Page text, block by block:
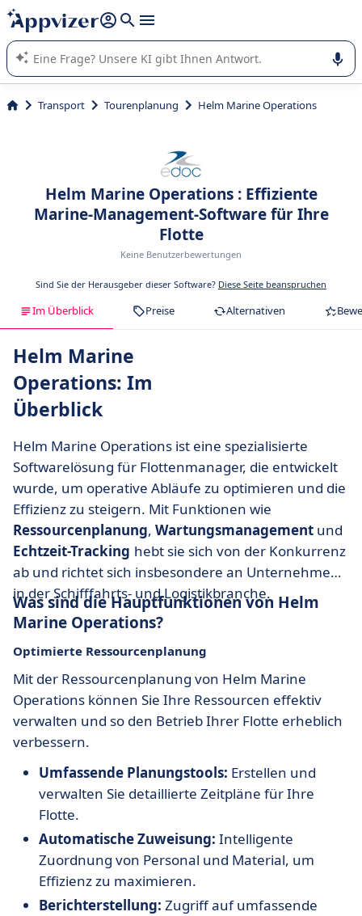
beantworten (mehrere Zeilen mit
Die KI von Appvizer führt Sie bei der Nutzung oder Auswahl
von SaaS-Software in Unternehmen.
Transport Tourenplanung Helm Marine Operations
Helm Marine Operations : Effiziente
Marine-Management-Software für Ihre
Flotte
Keine Benutzerbewertungen
Sind Sie der Herausgeber dieser Software? Diese Seite beanspruchen
Im Überblick Preise Alternativen
Helm Marine
Operations: Im
Überblick
Helm Marine Operations ist eine spezialisierte
Softwarelösung für Flottenmanager, die entwickelt
wurde, um operative Abläufe zu optimieren und die
Effizienz zu steigern. Mit Funktionen wie
Ressourcenplanung, Wartungsmanagement und
Echtzeit-Tracking hebt sie sich von der Konkurrenz
ab und richtet sich insbesondere an Unternehmen
in der Schifffahrts- und Logistikbranche.
Was sind die Hauptfunktionen von Helm
Marine Operations?
Optimierte Ressourcenplanung
Mit der Ressourcenplanung von Helm Marine
Operations können Sie Ihre Ressourcen effektiv
verwalten und so den Betrieb Ihrer Flotte erheblich
verbessern.
Umfassende Planungstools: Erstellen und
verwalten Sie detaillierte Zeitpläne für Ihre
Flotte.
Automatische Zuweisung: Intelligente
Zuordnung von Personal und Material, um
Effizienz zu maximieren.
Berichterstellung: Zugriff auf umfassende